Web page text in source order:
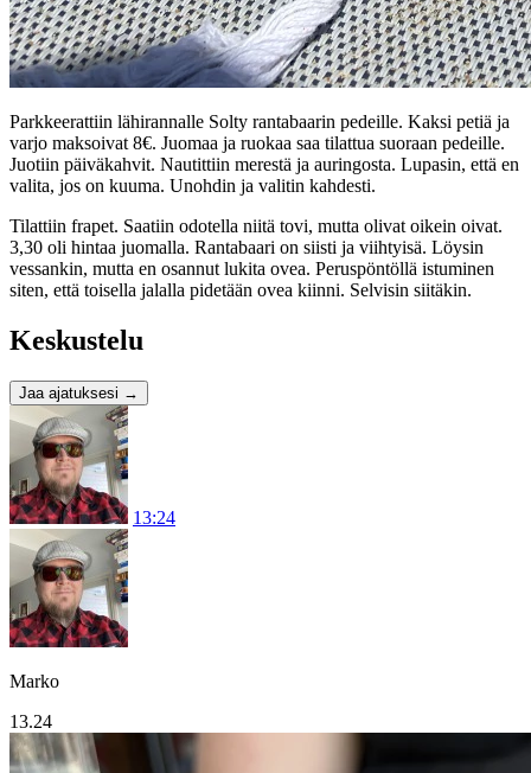
Parkkeerattiin lähirannalle Solty rantabaarin pedeille. Kaksi petiä ja
varjo maksoivat 8€. Juomaa ja ruokaa saa tilattua suoraan pedeille.
Juotiin päiväkahvit. Nautittiin merestä ja auringosta. Lupasin, että en
valita, jos on kuuma. Unohdin ja valitin kahdesti.
Tilattiin frapet. Saatiin odotella niitä tovi, mutta olivat oikein oivat.
3,30 oli hintaa juomalla. Rantabaari on siisti ja viihtyisä. Löysin
vessankin, mutta en osannut lukita ovea. Peruspöntöllä istuminen
siten, että toisella jalalla pidetään ovea kiinni. Selvisin siitäkin.
Keskustelu
Jaa ajatuksesi →
13:24
Marko
13.24